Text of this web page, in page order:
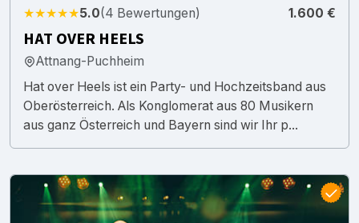
★★★★★5.0(4 Bewertungen) 1.600 €
HAT OVER HEELS
Attnang-Puchheim
Hat over Heels ist ein Party- und Hochzeitsband aus
Oberösterreich. Als Konglomerat aus 80 Musikern
aus ganz Österreich und Bayern sind wir Ihr p...